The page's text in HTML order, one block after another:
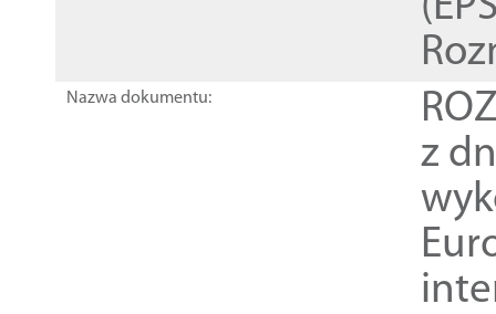
Nazwa dokumentu:
z